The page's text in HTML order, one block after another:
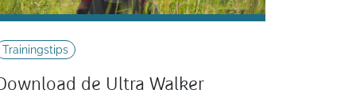
Trainingstips
de Ultra Walker